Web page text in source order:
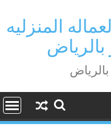
العماله المنزليه